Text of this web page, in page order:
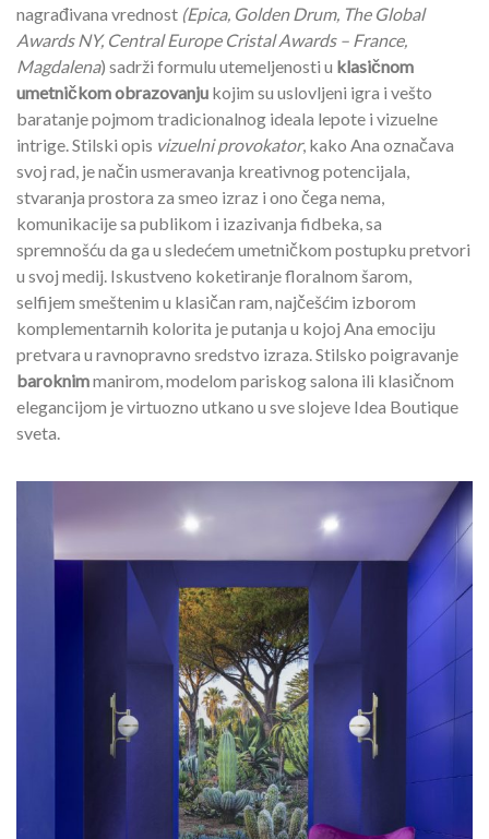
nagrađivana vrednost (Epica, Golden Drum, The Global
Awards NY, Central Europe Cristal Awards– France,
Magdalena) sadrži formulu utemeljenosti u klasičnom
umetničkom obrazovanju kojim su uslovljeni igra i vešto
baratanje pojmom tradicionalnog ideala lepote i vizuelne
intrige. Stilski opis vizuelni provokator, kako Ana označava
svoj rad, je način usmeravanja kreativnog potencijala,
stvaranja prostora za smeo izraz i ono čega nema,
komunikacije sa publikom i izazivanja fidbeka, sa
spremnošću da ga u sledećem umetničkom postupku pretvori
u svoj medij. Iskustveno koketiranje floralnom šarom,
selfijem smeštenim u klasičan ram, najčešćim izborom
komplementarnih kolorita je putanja u kojoj Ana emociju
pretvara u ravnopravno sredstvo izraza. Stilsko poigravanje
baroknimmanirom, modelom pariskog salona ili klasičnom
elegancijom je virtuozno utkano u sve slojeve Idea Boutique
sveta.